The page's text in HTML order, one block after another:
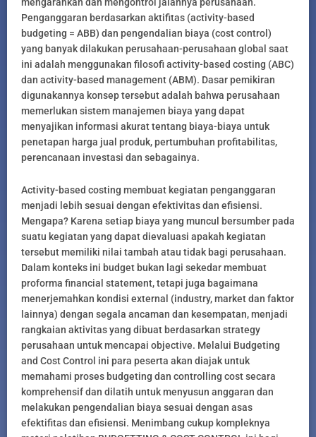
Penganggaran berdasarkan aktifitas (activity-based
budgeting = ABB) dan pengendalian biaya (cost control)
yang banyak dilakukan perusahaan-perusahaan global saat
ini adalah menggunakan filosofi activity-based costing (ABC)
dan activity-based management (ABM). Dasar pemikiran
digunakannya konsep tersebut adalah bahwa perusahaan
memerlukan sistem manajemen biaya yang dapat
menyajikan informasi akurat tentang biaya-biaya untuk
penetapan harga jual produk, pertumbuhan profitabilitas,
perencanaan investasi dan sebagainya.
Activity-based costing membuat kegiatan penganggaran
menjadi lebih sesuai dengan efektivitas dan efisiensi.
Mengapa? Karena setiap biaya yang muncul bersumber pada
suatu kegiatan yang dapat dievaluasi apakah kegiatan
tersebut memiliki nilai tambah atau tidak bagi perusahaan.
Dalam konteks ini budget bukan lagi sekedar membuat
proforma financial statement, tetapi juga bagaimana
menerjemahkan kondisi external (industry, market dan faktor
lainnya) dengan segala ancaman dan kesempatan, menjadi
rangkaian aktivitas yang dibuat berdasarkan strategy
perusahaan untuk mencapai objective. Melalui Budgeting
and Cost Control ini para peserta akan diajak untuk
memahami proses budgeting dan controlling cost secara
komprehensif dan dilatih untuk menyusun anggaran dan
melakukan pengendalian biaya sesuai dengan asas
efektifitas dan efisiensi. Menimbang cukup kompleknya